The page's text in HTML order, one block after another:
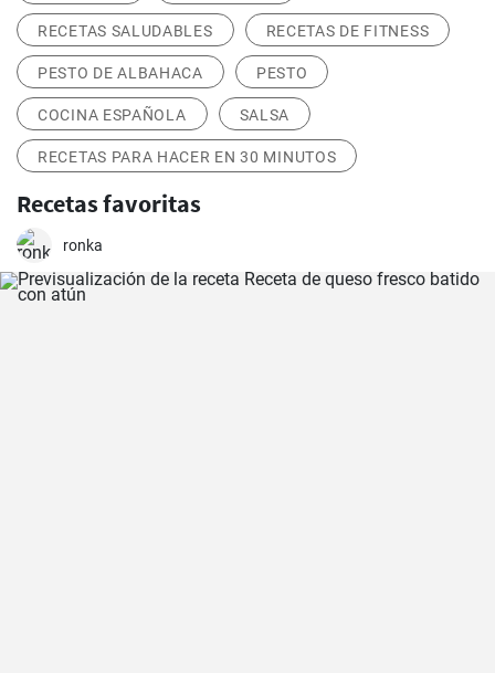
RECETAS SALUDABLES RECETAS DE FITNESS
PESTO DE ALBAHACA PESTO
COCINA ESPAÑOLA SALSA
RECETAS PARA HACER EN 30 MINUTOS
Recetas favoritas
ronka